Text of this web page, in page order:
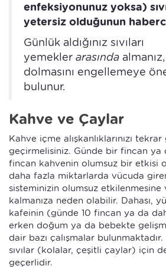
enfeksiyonunuz yoksa) sıvı
yetersiz olduğunun
Günlük aldığınız sıvıları
yemekler arasında
dolmasını engellemeye
bulunur.
Kahve ve Çaylar
Kahve içme alışkanlıklarınızı
geçirmelisiniz. Günde bir fincan ya
fincan kahvenin olumsuz bir etkisi
daha fazla miktarlarda vücuda
sisteminizin olumsuz etkilenmesine
kalmanıza neden olabilir. Dahası,
kafeinin (günde 10 fincan ya da
erken doğum ya da bebekte
dair bazı çalışmalar
sıvılar (kolalar, çeşitli çaylar) için
geçerlidir.